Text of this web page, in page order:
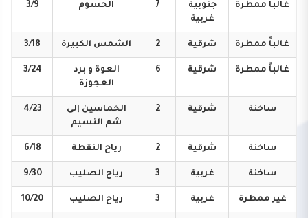
غالباً ممطرة
جنوبية
غربية
7 الحسوم 3/9
غالباً ممطرة شرقية 2 الشمس الكبيرة 3/18
غالباً ممطرة شرقية 6
العوة و برد
العجوزة
3/24
ساخنة شرقية 2
الخماسين إلى
شم النسيم
4/23
ساخنة شرقية 2 رياح النقطة 6/18
ساخنة غربية 3 رياح الصليب 9/30
غير ممطرة غربية 3 رياح الصليب 10/20